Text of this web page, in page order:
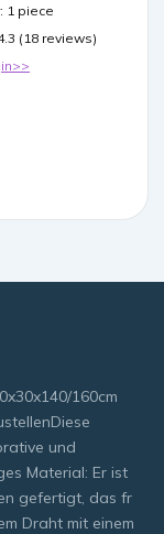
1 piece
(18 reviews)
160cm
und
Material: Er ist
gefertigt, das fr
Draht mit einem